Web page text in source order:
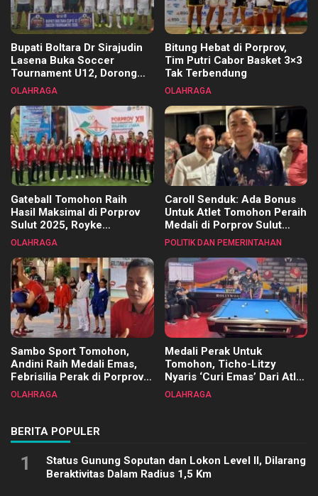
Bupati Boltara Dr Sirajudin
Lasena Buka Soccer
Tournament U12, Dorong
Pembinaan Merata di Setiap
OLAHRAGA
Bitung Hebat di Porprov,
Tim Putri Cabor Basket 3×3
Tak Terbendung
OLAHRAGA
Gateball Tomohon Raih
Hasil Maksimal di Porprov
Sulut 2025, Royke
Tangkawarouw Ucapkan
OLAHRAGA
Caroll Senduk: Ada Bonus
Untuk Atlet Tomohon Peraih
Medali di Porprov Sulut
2025
POLITIK DAN PEMERINTAHAN
Sambo Sport Tomohon,
Andini Raih Medali Emas,
Febrisilia Perak di Porprov
Sulut 2025
OLAHRAGA
Medali Perak Untuk
Tomohon, Ticho-Litzy
Nyaris ‘Curi Emas’ Dari Atlet
Biliar PON di Porprov Sulut
OLAHRAGA
BERITA POPULER
1
Status Gunung Soputan dan Lokon Level II, Dilarang
Beraktivitas Dalam Radius 1,5 Km